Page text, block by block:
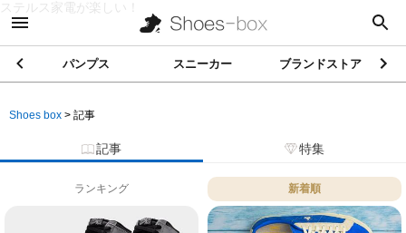
ステルス家電が楽しい！
パンプス スニーカー ブランドストア
Shoes box > 記事
記事 特集
ランキング 新着順